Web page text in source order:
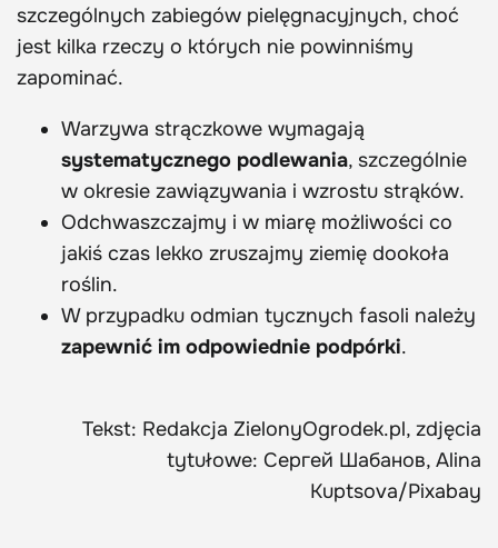
szczególnych zabiegów pielęgnacyjnych, choć
jest kilka rzeczy o których nie powinniśmy
zapominać.
Warzywa strączkowe wymagają
systematycznego podlewania, szczególnie
w okresie zawiązywania i wzrostu strąków.
Odchwaszczajmy i w miarę możliwości co
jakiś czas lekko zruszajmy ziemię dookoła
roślin.
W przypadku odmian tycznych fasoli należy
zapewnić im odpowiednie podpórki.
Tekst: Redakcja ZielonyOgrodek.pl, zdjęcia
tytułowe: Сергей Шабанов, Alina
Kuptsova/Pixabay